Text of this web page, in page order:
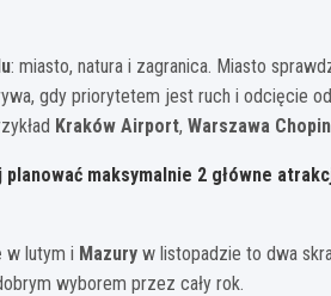
: miasto, natura i zagranica. Miasto
gdy priorytetem jest ruch i odcięcie
Kraków Airport, Warszawa
planować maksymalnie 2 główne
w lutym i Mazury w listopadzie to dwa
wyborem przez cały rok.